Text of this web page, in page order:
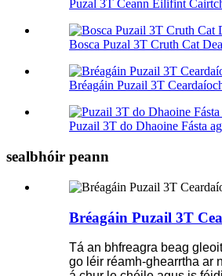
Puzal 3T Ceann Eilifint
Bosca Puzal 3T Cruth Cat
Bréagáin Puzail 3T
Puzail 3T do Dhaoine Fásta
sealbhóir peann
Bréagáin Puzail 3T
Tá an bhfreagra beag
go léir réamh-ghearrtha ar